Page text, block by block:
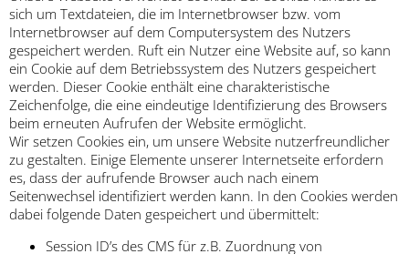
sich um Textdateien, die im Internetbrowser bzw. vom
Internetbrowser auf dem Computersystem des Nutzers
gespeichert werden. Ruft ein Nutzer eine Website auf, so kann
ein Cookie auf dem Betriebssystem des Nutzers gespeichert
werden. Dieser Cookie enthält eine charakteristische
Zeichenfolge, die eine eindeutige Identifizierung des Browsers
beim erneuten Aufrufen der Website ermöglicht.
Wir setzen Cookies ein, um unsere Website nutzerfreundlicher
zu gestalten. Einige Elemente unserer Internetseite erfordern
es, dass der aufrufende Browser auch nach einem
Seitenwechsel identifiziert werden kann. In den Cookies werden
dabei folgende Daten gespeichert und übermittelt:
Session ID’s des CMS für z.B. Zuordnung von